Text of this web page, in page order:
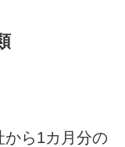
ら1カ月分の